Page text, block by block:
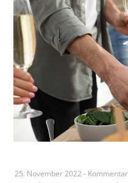
25. November 2022 -